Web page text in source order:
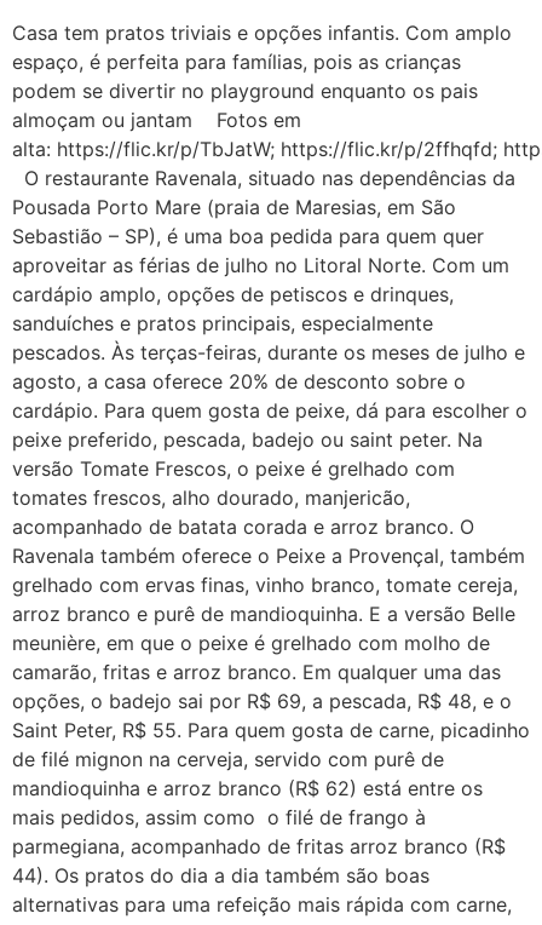
Casa tem pratos triviais e opções infantis. Com amplo
espaço, é perfeita para famílias, pois as crianças
podem se divertir no playground enquanto os pais
almoçam ou jantam Fotos em
alta: https://flic.kr/p/TbJatW; https://flic.kr/p/2ffhqfd;
O restaurante Ravenala, situado nas dependências da
Pousada Porto Mare (praia de Maresias, em São
Sebastião – SP), é uma boa pedida para quem quer
aproveitar as férias de julho no Litoral Norte. Com um
cardápio amplo, opções de petiscos e drinques,
sanduíches e pratos principais, especialmente
pescados. Às terças-feiras, durante os meses de julho e
agosto, a casa oferece 20% de desconto sobre o
cardápio. Para quem gosta de peixe, dá para escolher o
peixe preferido, pescada, badejo ou saint peter. Na
versão Tomate Frescos, o peixe é grelhado com
tomates frescos, alho dourado, manjericão,
acompanhado de batata corada e arroz branco. O
Ravenala também oferece o Peixe a Provençal, também
grelhado com ervas finas, vinho branco, tomate cereja,
arroz branco e purê de mandioquinha. E a versão Belle
meunière, em que o peixe é grelhado com molho de
camarão, fritas e arroz branco. Em qualquer uma das
opções, o badejo sai por R$ 69, a pescada, R$ 48, e o
Saint Peter, R$ 55. Para quem gosta de carne, picadinho
de filé mignon na cerveja, servido com purê de
mandioquinha e arroz branco (R$ 62) está entre os
mais pedidos, assim como o filé de frango à
parmegiana, acompanhado de fritas arroz branco (R$
44). Os pratos do dia a dia também são boas
alternativas para uma refeição mais rápida com carne,